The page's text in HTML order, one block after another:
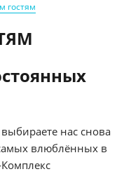
гостям
нас снова
влюблённых в